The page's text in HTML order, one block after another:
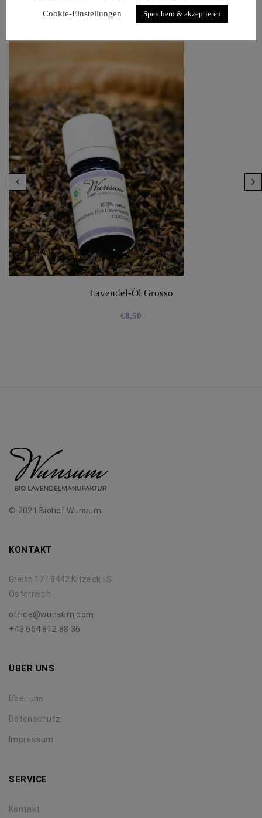
Lavendel-Öl Grosso
€8,50
© 2021 Biohof Wunsum
KONTAKT
Greith 17 | 8442 Kitzeck i.S.
Österreich
office@wunsum.com
+43 664 812 88 36
ÜBER UNS
Über uns
Datenschutz
Impressum
SERVICE
Kontakt
Cookie-Einstellungen
Speichern & akzeptieren